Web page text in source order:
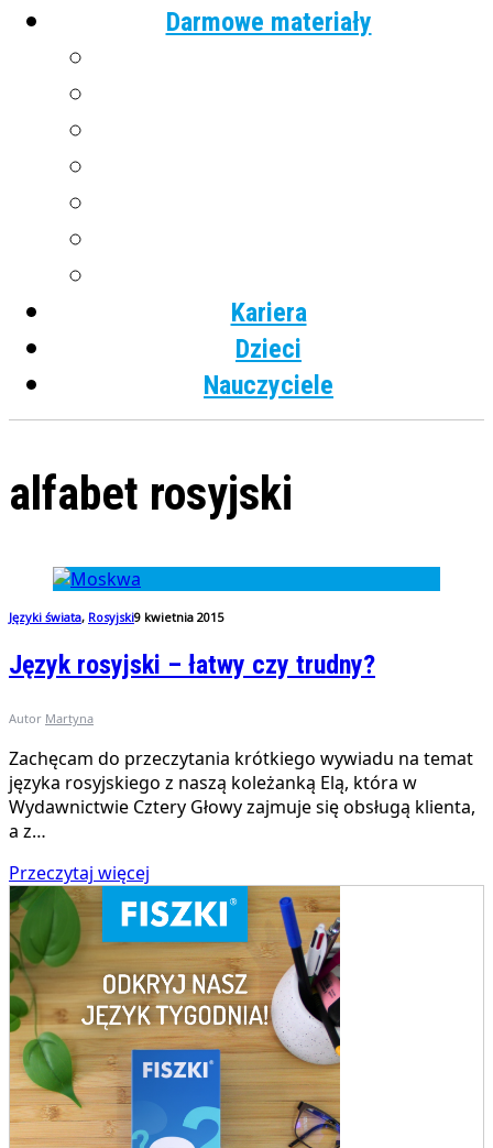
Darmowe materiały
Kariera
Dzieci
Nauczyciele
alfabet rosyjski
Języki świata, Rosyjski9 kwietnia 2015
Język rosyjski – łatwy czy trudny?
Autor Martyna
Zachęcam do przeczytania krótkiego wywiadu na temat
języka rosyjskiego z naszą koleżanką Elą, która w
Wydawnictwie Cztery Głowy zajmuje się obsługą klienta,
a z…
Przeczytaj więcej